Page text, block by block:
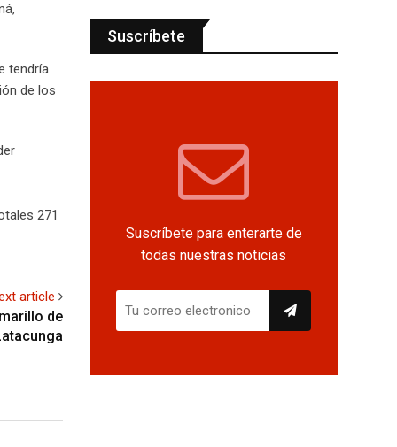
tendría
de los
271
article
de
Suscríbete
Suscríbete para enterarte de
todas nuestras noticias